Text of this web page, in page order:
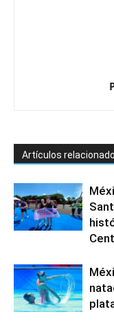
Artículos